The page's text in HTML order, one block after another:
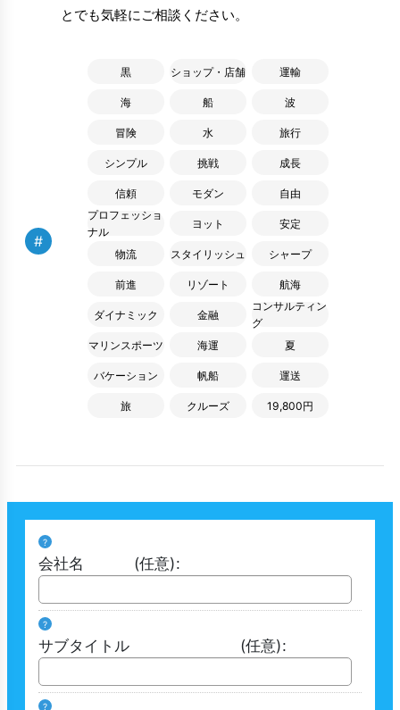
とでも気軽にご相談ください。
#
黒 ショップ・店舗 運輸
海 船 波
冒険 水 旅行
シンプル 挑戦 成長
信頼 モダン
自由
プロフェッショ
ナル
ヨット 安定
物流 スタイリッシュ シャープ
前進 リゾート 航海
ダイナミック 金融
コンサルティン
グ
マリンスポーツ
海運 夏
バケーション 帆船 運送
旅 クルーズ 19,800円
?
会社名 (任意):
?
サブタイトル (任意):
?